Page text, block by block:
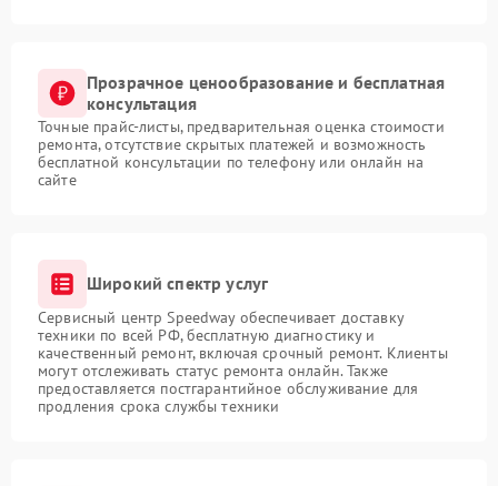
Прозрачное ценообразование и бесплатная
консультация
Точные прайс-листы, предварительная оценка стоимости
ремонта, отсутствие скрытых платежей и возможность
бесплатной консультации по телефону или онлайн на
сайте
Широкий спектр услуг
Сервисный центр Speedway обеспечивает доставку
техники по всей РФ, бесплатную диагностику и
качественный ремонт, включая срочный ремонт. Клиенты
могут отслеживать статус ремонта онлайн. Также
предоставляется постгарантийное обслуживание для
продления срока службы техники